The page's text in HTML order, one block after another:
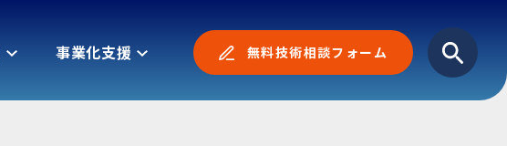
無料技術相談フォーム
事業化支援